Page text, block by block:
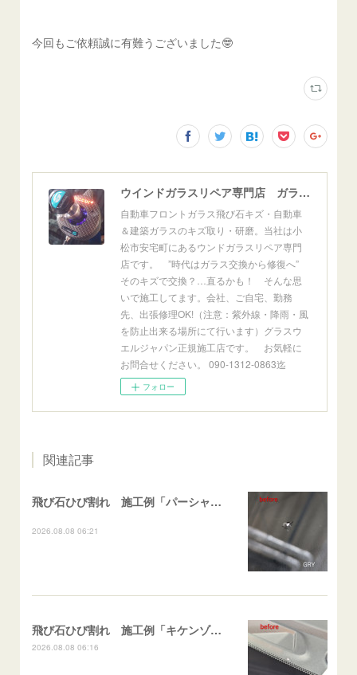
今回もご依頼誠に有難うございました🤓
ウインドガラスリペア専門店 ガラスリペア・ヨシダ グラスウェルドジャパン 正規施工店 小松市
自動車フロントガラス飛び石キズ・自動車
＆建築ガラスのキズ取り・研磨。当社は小
松市安宅町にあるウンドガラスリペア専門
店です。 ”時代はガラス交換から修復へ”
そのキズで交換？…直るかも！ そんな思
いで施工してます。会社、ご自宅、勤務
先、出張修理OK!（注意：紫外線・降雨・風
を防止出来る場所にて行います）グラスウ
エルジャパン正規施工店です。 お気軽に
お問合せください。 090-1312-0863迄
フォロー
関連記事
飛び石ひび割れ 施工例「パーシャル系・衝撃点範囲ハマカケ」エスティマ
2026.08.08 06:21
飛び石ひび割れ 施工例「キケンゾーン範囲・ストレートブレイク」フェアレディＺ
2026.08.08 06:16